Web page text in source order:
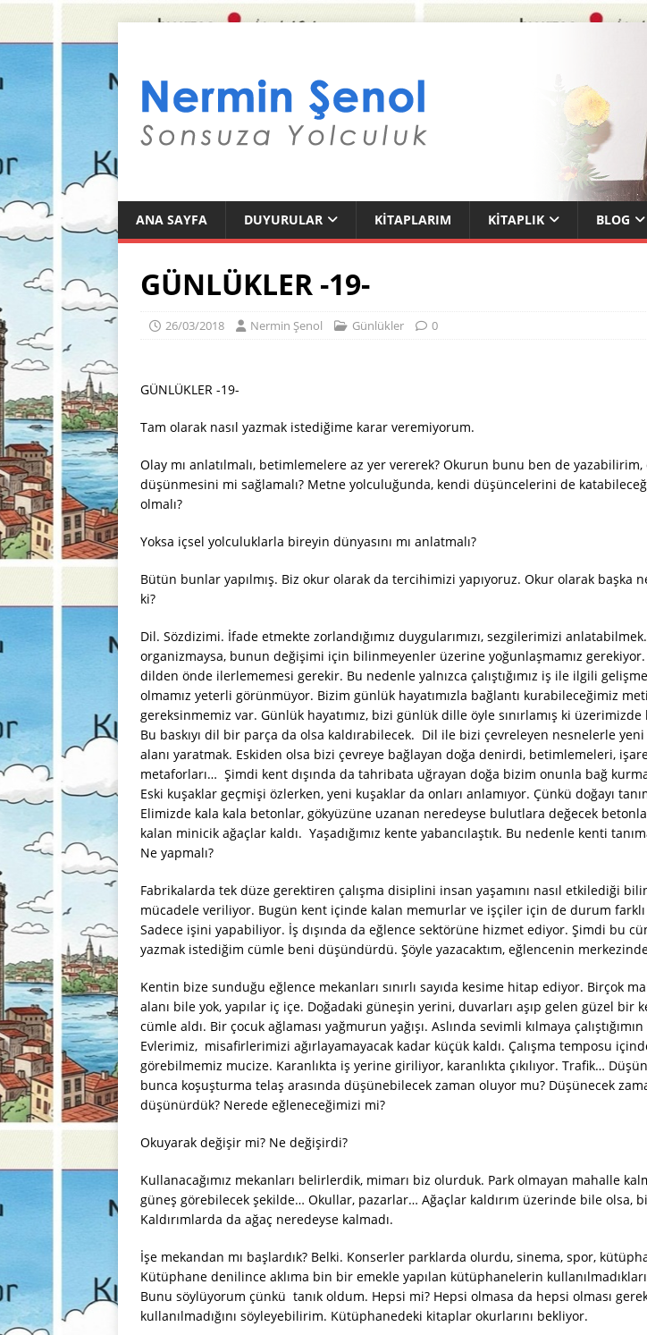
ANA SAYFA DUYURULAR KITAPLARIM KITAPLIK BLOG
GÜNLÜKLER -19-
26/03/2018 Nermin Şenol Günlükler 0
GÜNLÜKLER -19-
Tam olarak nasıl yazmak istediğime karar veremiyorum.
Olay mı anlatılmalı, betimlemelere az yer vererek? Okurun bunu ben de yazabilirim,
düşünmesini mi sağlamalı? Metne yolculuğunda, kendi düşüncelerini de
olmalı?
Yoksa içsel yolculuklarla bireyin dünyasını mı anlatmalı?
Bütün bunlar yapılmış. Biz okur olarak da tercihimizi yapıyoruz. Okur olarak başka
ki?
Dil. Sözdizimi. İfade etmekte zorlandığımız duygularımızı, sezgilerimizi
organizmaysa, bunun değişimi için bilinmeyenler üzerine yoğunlaşmamız
dilden önde ilerlememesi gerekir. Bu nedenle yalnızca çalıştığımız iş ile ilgili
olmamız yeterli görünmüyor. Bizim günlük hayatımızla bağlantı kurabileceğimiz
gereksinmemiz var. Günlük hayatımız, bizi günlük dille öyle sınırlamış ki üzerimizde
Bu baskıyı dil bir parça da olsa kaldırabilecek. Dil ile bizi çevreleyen nesnelerle
alanı yaratmak. Eskiden olsa bizi çevreye bağlayan doğa denirdi, betimlemeleri,
metaforları… Şimdi kent dışında da tahribata uğrayan doğa bizim onunla bağ
Eski kuşaklar geçmişi özlerken, yeni kuşaklar da onları anlamıyor. Çünkü doğayı
Elimizde kala kala betonlar, gökyüzüne uzanan neredeyse bulutlara değecek
kalan minicik ağaçlar kaldı. Yaşadığımız kente yabancılaştık. Bu nedenle kenti
Ne yapmalı?
Fabrikalarda tek düze gerektiren çalışma disiplini insan yaşamını nasıl etkilediği
mücadele veriliyor. Bugün kent içinde kalan memurlar ve işçiler için de durum farklı
Sadece işini yapabiliyor. İş dışında da eğlence sektörüne hizmet ediyor. Şimdi bu
yazmak istediğim cümle beni düşündürdü. Şöyle yazacaktım, eğlencenin merkezinde
Kentin bize sunduğu eğlence mekanları sınırlı sayıda kesime hitap ediyor. Birçok
alanı bile yok, yapılar iç içe. Doğadaki güneşin yerini, duvarları aşıp gelen güzel bir
cümle aldı. Bir çocuk ağlaması yağmurun yağışı. Aslında sevimli kılmaya çalıştığımın
Evlerimiz, misafirlerimizi ağırlayamayacak kadar küçük kaldı. Çalışma temposu
görebilmemiz mucize. Karanlıkta iş yerine giriliyor, karanlıkta çıkılıyor. Trafik…
bunca koşuşturma telaş arasında düşünebilecek zaman oluyor mu? Düşünecek
düşünürdük? Nerede eğleneceğimizi mi?
Okuyarak değişir mi? Ne değişirdi?
Kullanacağımız mekanları belirlerdik, mimarı biz olurduk. Park olmayan mahalle
güneş görebilecek şekilde… Okullar, pazarlar… Ağaçlar kaldırım üzerinde bile olsa,
Kaldırımlarda da ağaç neredeyse kalmadı.
İşe mekandan mı başlardık? Belki. Konserler parklarda olurdu, sinema, spor,
Kütüphane denilince aklıma bin bir emekle yapılan kütüphanelerin
Bunu söylüyorum çünkü tanık oldum. Hepsi mi? Hepsi olmasa da hepsi olması
kullanılmadığını söyleyebilirim. Kütüphanedeki kitaplar okurlarını bekliyor.